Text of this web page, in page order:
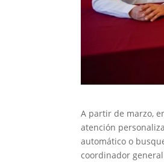
A partir de marzo,
atención
automático o
coordinador